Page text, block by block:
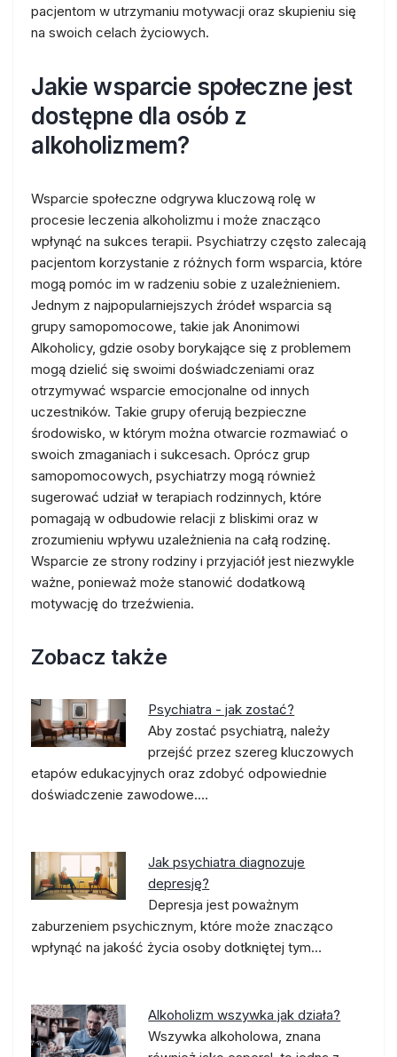
pacjentom w utrzymaniu motywacji oraz skupieniu się
na swoich celach życiowych.
Jakie wsparcie społeczne jest
dostępne dla osób z
alkoholizmem?
Wsparcie społeczne odgrywa kluczową rolę w
procesie leczenia alkoholizmu i może znacząco
wpłynąć na sukces terapii. Psychiatrzy często zalecają
pacjentom korzystanie z różnych form wsparcia, które
mogą pomóc im w radzeniu sobie z uzależnieniem.
Jednym z najpopularniejszych źródeł wsparcia są
grupy samopomocowe, takie jak Anonimowi
Alkoholicy, gdzie osoby borykające się z problemem
mogą dzielić się swoimi doświadczeniami oraz
otrzymywać wsparcie emocjonalne od innych
uczestników. Takie grupy oferują bezpieczne
środowisko, w którym można otwarcie rozmawiać o
swoich zmaganiach i sukcesach. Oprócz grup
samopomocowych, psychiatrzy mogą również
sugerować udział w terapiach rodzinnych, które
pomagają w odbudowie relacji z bliskimi oraz w
zrozumieniu wpływu uzależnienia na całą rodzinę.
Wsparcie ze strony rodziny i przyjaciół jest niezwykle
ważne, ponieważ może stanowić dodatkową
motywację do trzeźwienia.
Zobacz także
Psychiatra - jak zostać?
Aby zostać psychiatrą, należy
przejść przez szereg kluczowych
etapów edukacyjnych oraz zdobyć odpowiednie
doświadczenie zawodowe.…
Jak psychiatra diagnozuje
depresję?
Depresja jest poważnym
zaburzeniem psychicznym, które może znacząco
wpłynąć na jakość życia osoby dotkniętej tym…
Alkoholizm wszywka jak działa?
Wszywka alkoholowa, znana